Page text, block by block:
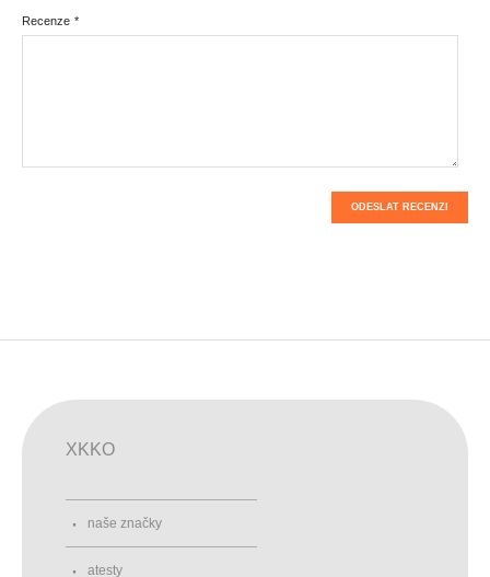
*
Recenze
ODESLAT RECENZI
XKKO
naše značky
atesty